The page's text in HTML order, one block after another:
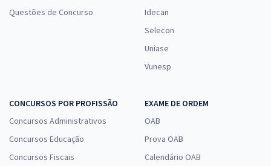
Questões de Concurso
Idecan
Selecon
Uniase
Vunesp
CONCURSOS POR PROFISSÃO
Concursos Administrativos
Concursos Educação
Concursos Fiscais
EXAME DE ORDEM
OAB
Prova OAB
Calendário OAB